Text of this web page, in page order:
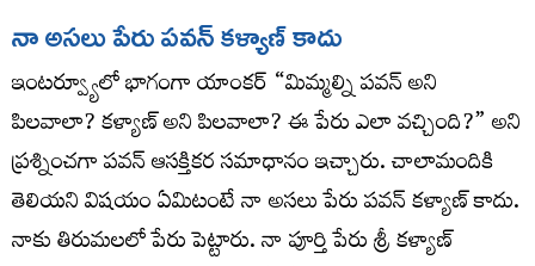
నా అసలు పేరు పవన్ కళ్యాణ్ కాదు
ఇంటర్వ్యూలో భాగంగా యాంకర్ “మిమ్మల్ని పవన్ అని
పిలవాలా? కళ్యాణ్ అని పిలవాలా? ఈ పేరు ఎలా వచ్చింది?” అని
ప్రశ్నించగా పవన్ ఆసక్తికర సమాధానం ఇచ్చారు. చాలామందికి
తెలియని విషయం ఏమిటంటే నా అసలు పేరు పవన్ కళ్యాణ్ కాదు.
నాకు తిరుమలలో పేరు పెట్టారు. నా పూర్తి పేరు శ్రీ కళ్యాణ్